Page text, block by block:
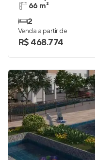
66 m²
2
Venda a partir de
R$ 468.774